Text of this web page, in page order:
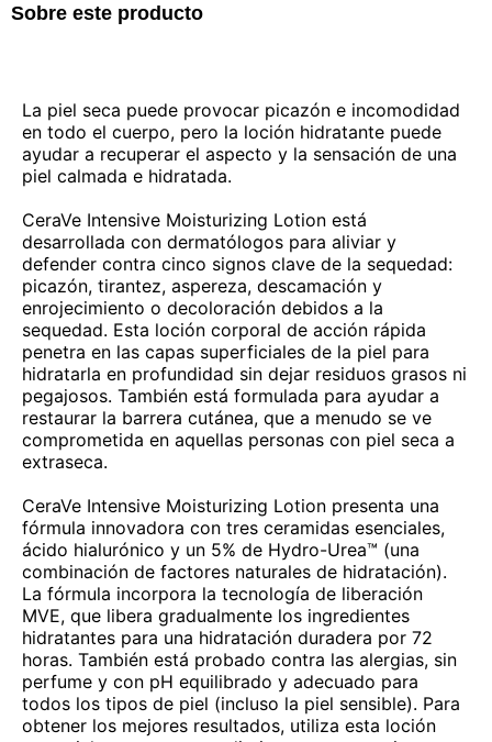
Sobre este producto
La piel seca puede provocar picazón e incomodidad
en todo el cuerpo, pero la loción hidratante puede
ayudar a recuperar el aspecto y la sensación de una
piel calmada e hidratada.
CeraVe Intensive Moisturizing Lotion está
desarrollada con dermatólogos para aliviar y
defender contra cinco signos clave de la sequedad:
picazón, tirantez, aspereza, descamación y
enrojecimiento o decoloración debidos a la
sequedad. Esta loción corporal de acción rápida
penetra en las capas superficiales de la piel para
hidratarla en profundidad sin dejar residuos grasos ni
pegajosos. También está formulada para ayudar a
restaurar la barrera cutánea, que a menudo se ve
comprometida en aquellas personas con piel seca a
extraseca.
CeraVe Intensive Moisturizing Lotion presenta una
fórmula innovadora con tres ceramidas esenciales,
ácido hialurónico y un 5% de Hydro-Urea™ (una
combinación de factores naturales de hidratación).
La fórmula incorpora la tecnología de liberación
MVE, que libera gradualmente los ingredientes
hidratantes para una hidratación duradera por 72
horas. También está probado contra las alergias, sin
perfume y con pH equilibrado y adecuado para
todos los tipos de piel (incluso la piel sensible). Para
obtener los mejores resultados, utiliza esta loción